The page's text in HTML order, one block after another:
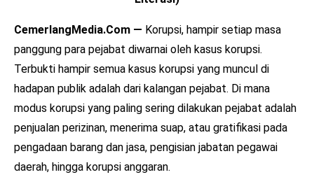
CemerlangMedia.Com — Korupsi, hampir setiap masa
panggung para pejabat diwarnai oleh kasus korupsi.
Terbukti hampir semua kasus korupsi yang muncul di
hadapan publik adalah dari kalangan pejabat. Di mana
modus korupsi yang paling sering dilakukan pejabat adalah
penjualan perizinan, menerima suap, atau gratifikasi pada
pengadaan barang dan jasa, pengisian jabatan pegawai
daerah, hingga korupsi anggaran.